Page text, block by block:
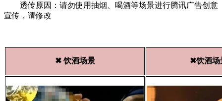
透传原因：请勿使用抽烟、喝酒等场景进行腾讯广告创意
宣传，请修改
✖ 饮酒场景 ✖饮酒场